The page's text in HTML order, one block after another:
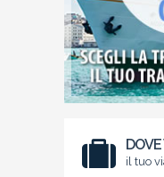
il tuo